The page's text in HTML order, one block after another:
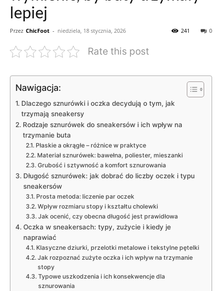
lepiej
Przez ChicFoot - niedziela, 18 stycznia, 2026 0
241
Rate this post
Nawigacja:
Dlaczego sznurówki i oczka decydują o tym, jak
trzymają sneakersy
Rodzaje sznurówek do sneakersów i ich wpływ na
trzymanie buta
Płaskie a okrągłe – różnice w praktyce
Materiał sznurówek: bawełna, poliester, mieszanki
Grubość i sztywność a komfort sznurowania
Długość sznurówek: jak dobrać do liczby oczek i typu
sneakersów
Prosta metoda: liczenie par oczek
Wpływ rozmiaru stopy i kształtu cholewki
Jak ocenić, czy obecna długość jest prawidłowa
Oczka w sneakersach: typy, zużycie i kiedy je
naprawiać
Klasyczne dziurki, przelotki metalowe i tekstylne pętelki
Jak rozpoznać zużyte oczka i ich wpływ na trzymanie
stopy
Typowe uszkodzenia i ich konsekwencje dla
sznurowania